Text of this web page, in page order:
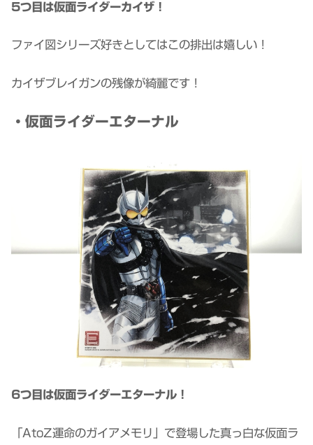
5つ目は仮面ライダーカイザ！
ファイ図シリーズ好きとしてはこの排出は嬉しい！
カイザブレイガンの残像が綺麗です！
・仮面ライダーエターナル
6つ目は仮面ライダーエターナル！
「AtoZ運命のガイアメモリ」で登場した真っ白な仮面ラ